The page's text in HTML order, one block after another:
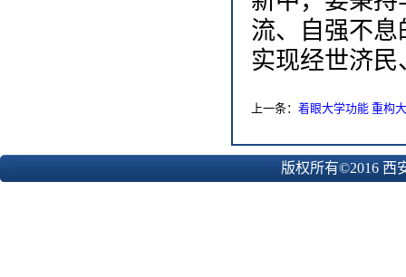
流、自强不
实现经世济
上一条： 着眼大学功能 重构
版权所有©2016 西